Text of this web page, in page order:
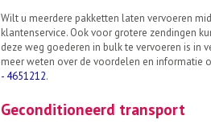
Wilt u meerdere pakketten laten vervoeren
klantenservice. Ook voor grotere zendingen
deze weg goederen in bulk te vervoeren is in
meer weten over de voordelen en informatie
- 4651212.
Geconditioneerd transport